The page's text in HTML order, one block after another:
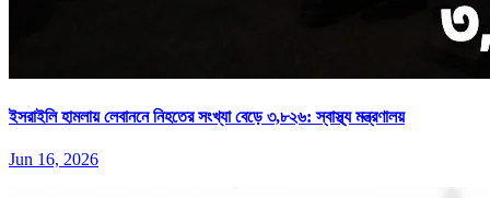
ইসরাইলি হামলায় লেবাননে নিহতের সংখ্যা বেড়ে ৩,৮২৬: স্বাস্থ্য মন্ত্রণালয়
Jun 16, 2026